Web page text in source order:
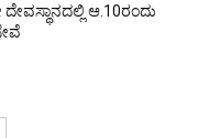
ದೇವಸ್ಥಾನದಲ್ಲಿ ಆ.10ರಂದು